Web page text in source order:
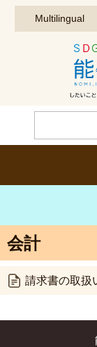
このページの本文
Multilingual
会計
請求書の取扱